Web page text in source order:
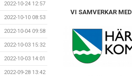
2022-10-24 12:57
2022-10-10 08:53
2022-10-04 09:58
2022-10-03 15:32
2022-10-03 14:01
2022-09-28 13:42
VI SAMVERKAR MED